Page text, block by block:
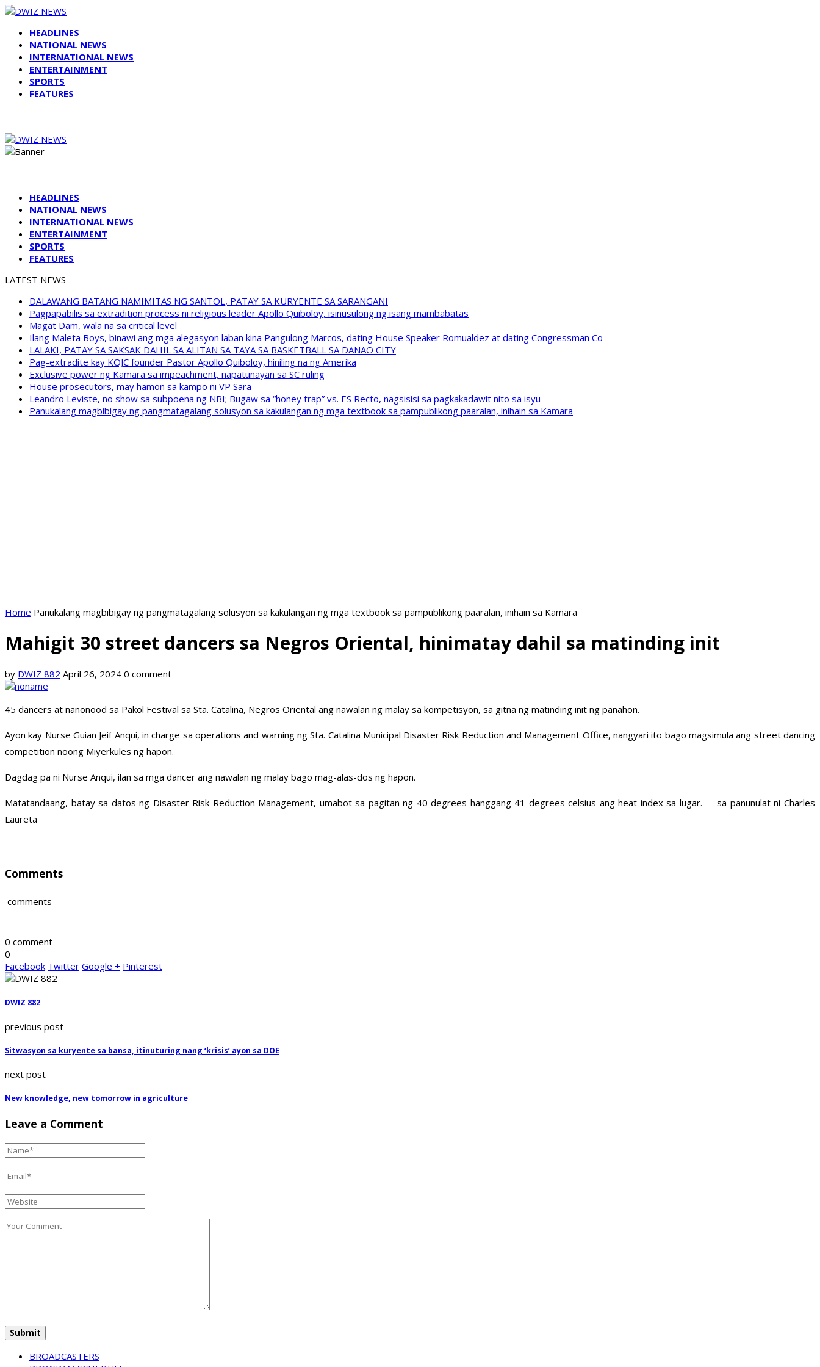
HEADLINES
NATIONAL NEWS
INTERNATIONAL NEWS
ENTERTAINMENT
SPORTS
FEATURES
HEADLINES
NATIONAL NEWS
INTERNATIONAL NEWS
ENTERTAINMENT
SPORTS
FEATURES
LATEST NEWS
DALAWANG BATANG NAMIMITAS NG SANTOL, PATAY SA KURYENTE SA SARANGANI
Pagpapabilis sa extradition process ni religious leader Apollo Quiboloy, isinusulong ng isang mambabatas
Magat Dam, wala na sa critical level
Ilang Maleta Boys, binawi ang mga alegasyon laban kina Pangulong Marcos, dating House Speaker Romualdez at dating Congressman Co
LALAKI, PATAY SA SAKSAK DAHIL SA ALITAN SA TAYA SA BASKETBALL SA DANAO CITY
Pag-extradite kay KOJC founder Pastor Apollo Quiboloy, hiniling na ng Amerika
Exclusive power ng Kamara sa impeachment, napatunayan sa SC ruling
House prosecutors, may hamon sa kampo ni VP Sara
Leandro Leviste, no show sa subpoena ng NBI; Bugaw sa “honey trap” vs. ES Recto, nagsisisi sa pagkakadawit nito sa isyu
Panukalang magbibigay ng pangmatagalang solusyon sa kakulangan ng mga textbook sa pampublikong paaralan, inihain sa Kamara
Home Panukalang magbibigay ng pangmatagalang solusyon sa kakulangan ng mga textbook sa pampublikong paaralan, inihain sa Kamara
Mahigit 30 street dancers sa Negros Oriental, hinimatay dahil sa matinding init
by DWIZ 882 April 26, 2024 0 comment
45 dancers at nanonood sa Pakol Festival sa Sta. Catalina, Negros Oriental ang nawalan ng malay sa kompetisyon, sa gitna ng matinding init ng panahon.
Ayon kay Nurse Guian Jeif Anqui, in charge sa operations and warning ng Sta. Catalina Municipal Disaster Risk Reduction and Management Office, nangyari ito bago magsimula ang street dancing
competition noong Miyerkules ng hapon.
Dagdag pa ni Nurse Anqui, ilan sa mga dancer ang nawalan ng malay bago mag-alas-dos ng hapon.
Matatandaang, batay sa datos ng Disaster Risk Reduction Management, umabot sa pagitan ng 40 degrees hanggang 41 degrees celsius ang heat index sa lugar. – sa panunulat ni Charles
Laureta
Comments
comments
0 comment
0
Facebook Twitter Google + Pinterest
DWIZ 882
previous post
Sitwasyon sa kuryente sa bansa, itinuturing nang ‘krisis’ ayon sa DOE
next post
New knowledge, new tomorrow in agriculture
Leave a Comment
BROADCASTERS